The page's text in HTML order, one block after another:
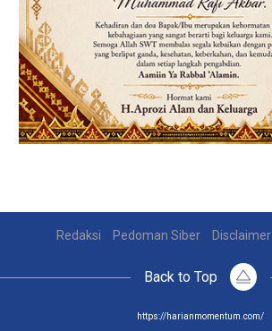
Redaksi Pedoman Siber Disclaimer
Back to Top
https://harianmomentum.com/